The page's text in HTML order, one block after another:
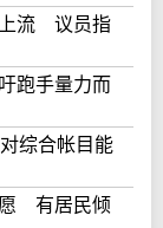
上流 议员指
跑手量力而
综合帐目能
愿 有居民倾